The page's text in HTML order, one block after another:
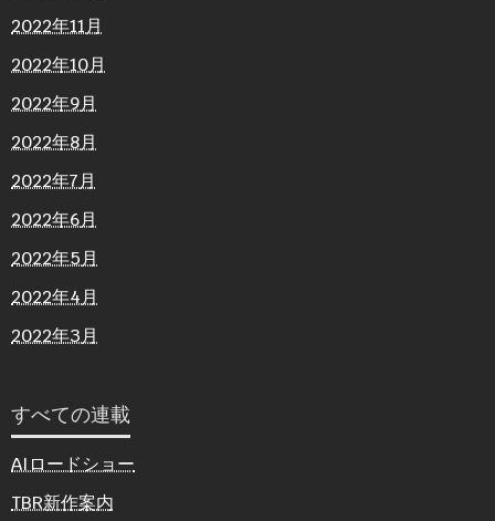
2022年11月
2022年10月
2022年9月
2022年8月
2022年7月
2022年6月
2022年5月
2022年4月
2022年3月
すべての連載
AIロードショー
TBR新作案内